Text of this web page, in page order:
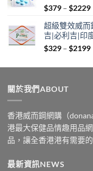
$379 – $2229
超級雙效威而
吉|必利吉|印
$329 – $2199
關於我們ABOUT
香港威而鋼網購（
港最大保健品情趣用品
品，讓全香港港有需要
最新資訊NEWS